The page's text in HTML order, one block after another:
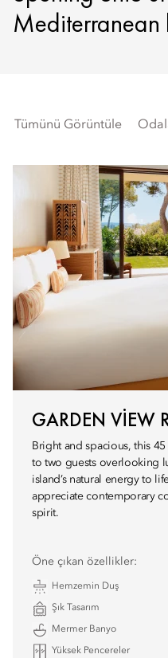
Mediterranean
Tümünü Görüntüle
GARDEN VIEW
Bright and spacious, this
to two guests overlooking
island’s natural energy to
appreciate contemporary
spirit.
Öne çıkan özellikler:
Hemzemin Duş
Şık Tasarım
Mermer Banyo
Yüksek Pencereler